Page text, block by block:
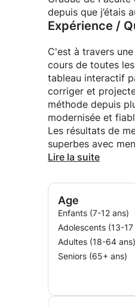
depuis que j’étais
Expérience /
C'est à travers
cours de toutes
tableau interactif
corriger et
méthode depuis
modernisée et
Les résultats de
superbes avec
Je donne à mes
N'hésitez pas à
Lire la suite
Age
Enfants (7-12 ans)
Adolescents (13-17
Adultes (18-64 ans)
Seniors (65+ ans)